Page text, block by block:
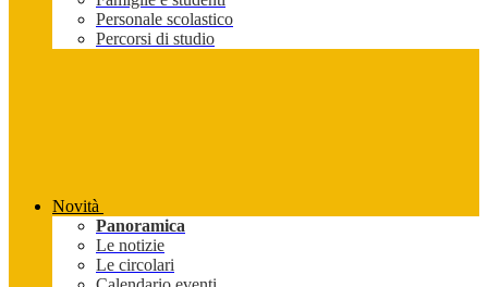
Personale scolastico
Percorsi di studio
Novità
Panoramica
Le notizie
Le circolari